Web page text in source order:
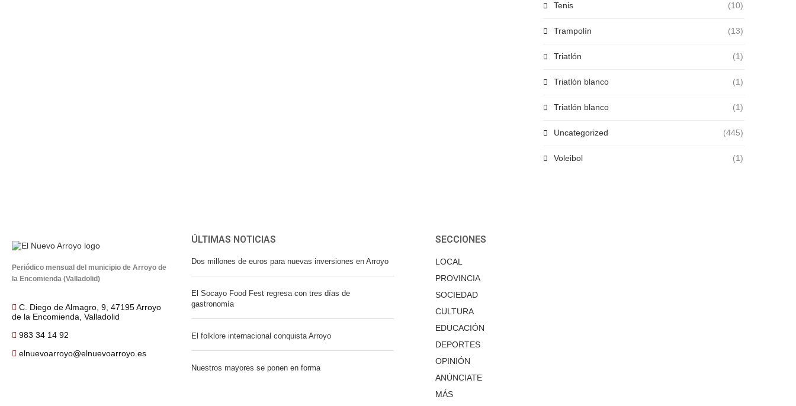
Tenis (10)
Trampolín (13)
Triatlón (1)
Triatlón blanco (1)
Triatlón blanco (1)
Uncategorized (445)
Voleibol (1)
Periódico mensual del municipio de Arroyo de
la Encomienda (Valladolid)
C. Diego de Almagro, 9, 47195 Arroyo
de la Encomienda, Valladolid
983 34 14 92
elnuevoarroyo@elnuevoarroyo.es
ÚLTIMAS NOTICIAS
Dos millones de euros para nuevas inversiones en Arroyo
El Socayo Food Fest regresa con tres días de
gastronomía
El folklore internacional conquista Arroyo
Nuestros mayores se ponen en forma
SECCIONES
LOCAL
PROVINCIA
SOCIEDAD
CULTURA
EDUCACIÓN
DEPORTES
OPINIÓN
ANÚNCIATE
MÁS